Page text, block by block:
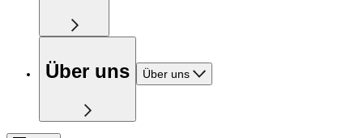
Über uns Über uns